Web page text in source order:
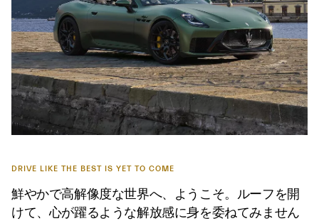
DRIVE LIKE THE BEST IS YET TO COME
鮮やかで高解像度な世界へ、ようこそ。ルーフを開
けて、心が躍るような解放感に身を委ねてみません